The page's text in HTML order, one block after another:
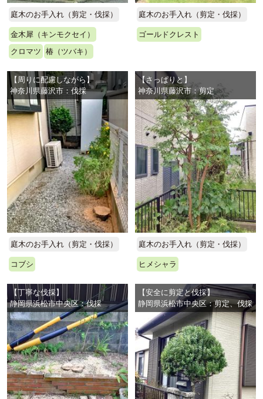
庭木のお手入れ（剪定・伐採）
金木犀（キンモクセイ）
クロマツ 椿（ツバキ）
庭木のお手入れ（剪定・伐採）
ゴールドクレスト
【周りに配慮しながら】
神奈川県藤沢市：伐採
庭木のお手入れ（剪定・伐採）
コブシ
【さっぱりと】
神奈川県藤沢市：剪定
庭木のお手入れ（剪定・伐採）
ヒメシャラ
【丁寧な伐採】
静岡県浜松市中央区：伐採
【安全に剪定と伐採】
静岡県浜松市中央区：剪定、伐採